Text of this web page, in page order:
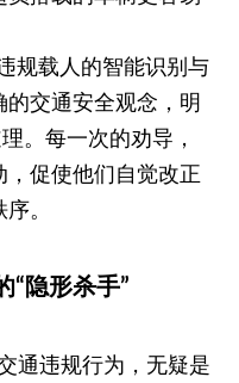
规载人的智能识别与
交通安全观念，明
。每一次的劝导，
促使他们自觉改正
。
“隐形杀手”
通违规行为，无疑是